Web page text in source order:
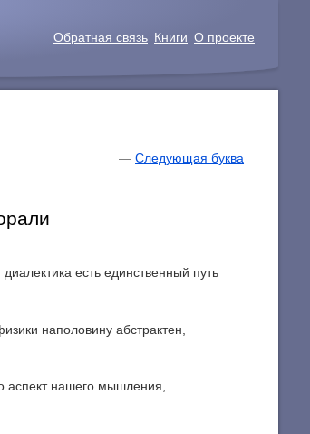
Обратная связь Книги О проекте
—Следующая буква
есть единственный путь
наполовину абстрактен,
аспект нашего мышления,